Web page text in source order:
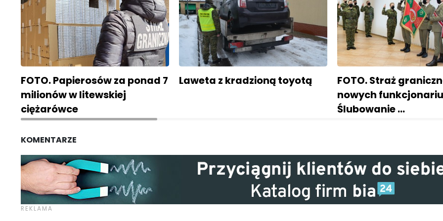
FOTO. Papierosów za ponad 7
milionów w litewskiej
ciężarówce
Laweta z kradzioną toyotą
FOTO. Straż
nowych
Ślubowanie …
KOMENTARZE